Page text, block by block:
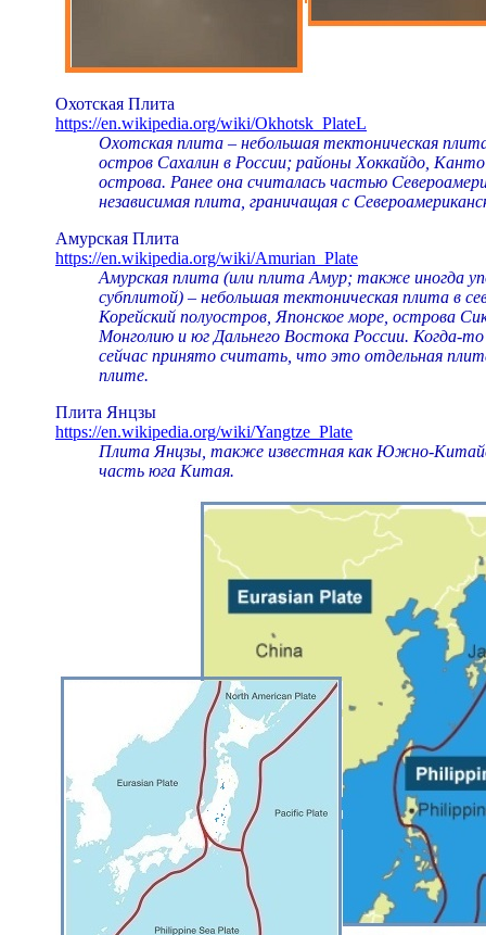
Охотская Плита
https://en.wikipedia.org/wiki/Okhotsk_PlateL
Охотская плита – небольшая тектоническая
остров Сахалин в России; районы Хоккайдо,
острова. Ранее она считалась частью
независимая плита, граничащая с
Амурская Плита
https://en.wikipedia.org/wiki/Amurian_Plate
Амурская плита (или плита Амур; также иногда
субплитой) – небольшая тектоническая плита в
Корейский полуостров, Японское море, острова
Монголию и юг Дальнего Востока России. Когда-
сейчас принято считать, что это отдельная
плите.
Плита Янцзы
https://en.wikipedia.org/wiki/Yangtze_Plate
Плита Янцзы, также известная как Южно-
часть юга Китая.